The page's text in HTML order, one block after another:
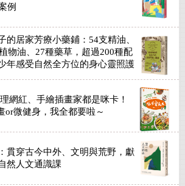
例
的居家芳療小藥鋪：54支精油、
物油、27種藥草，超過200種配
年感受自然全方位的身心靈照護
網紅、手繪插畫家都是咪卡！
or微健身，我全都要啦～
貫穿古今中外、文明與荒野，獻
然人文通識課